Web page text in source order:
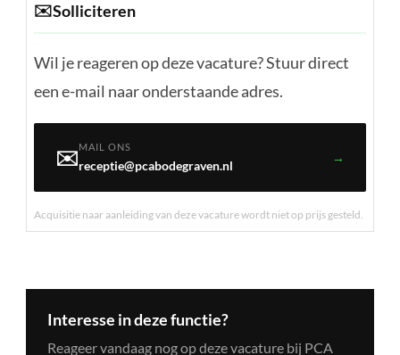
✉️Solliciteren
Wil je reageren op deze vacature? Stuur direct
een e-mail naar onderstaande adres.
✉️MAIL ONS
receptie@pcabodegraven.nl
→
Acquisitie naar aanleiding van deze vacature wordt niet op prijs gesteld.
Interesse in deze functie?
Reageer vandaag nog op deze vacature bij PCA